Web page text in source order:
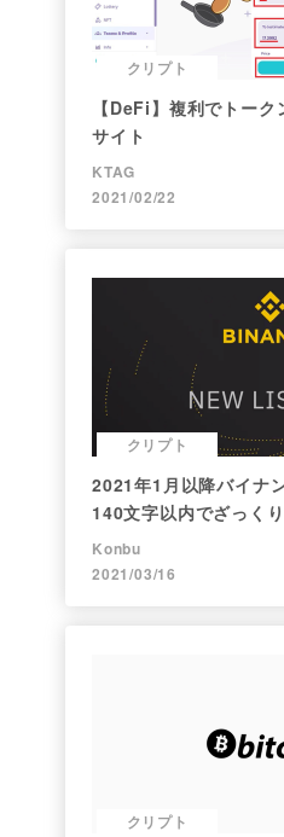
クリプト
【DeFi】複利でトー
サイト
KTAG
2021/02/22
クリプト
2021年1月以降バイナ
140文字以内でざっく
向け情報まとめ）
Konbu
2021/03/16
クリプト